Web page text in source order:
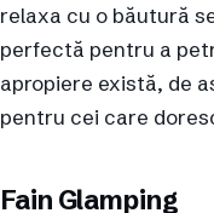
relaxa cu o băutură
perfectă pentru a
apropiere există, de
pentru cei care
Fain Glamping